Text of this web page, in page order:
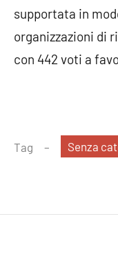
supportata in
organizzazioni di
con 442 voti a
Tag Senza